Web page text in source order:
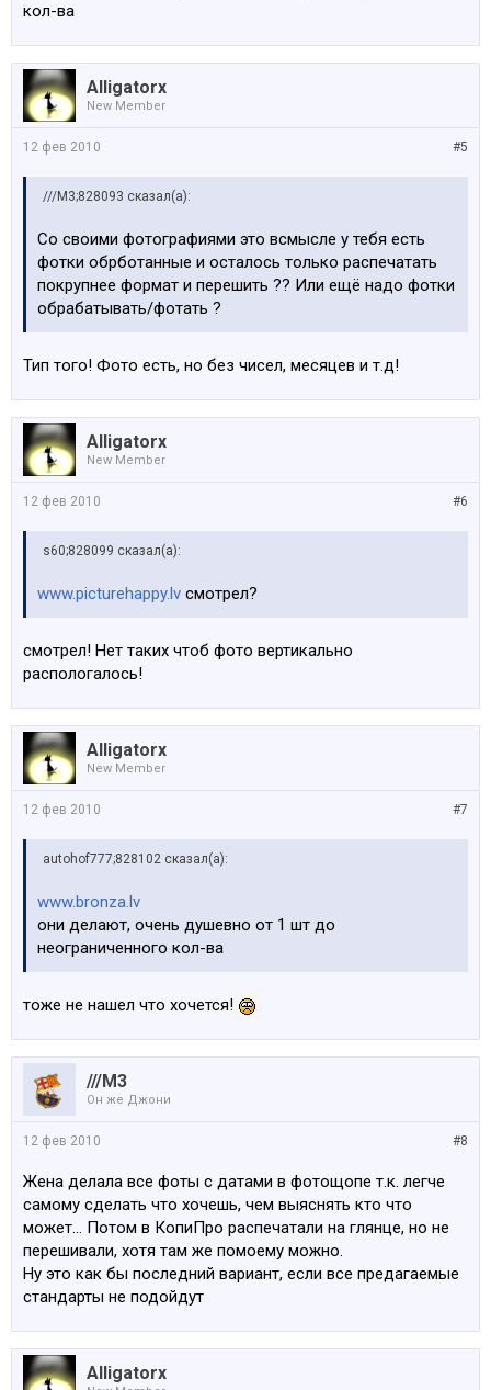
кол-ва
Alligatorx
New Member
#5
12 фев 2010
///M3;828093 сказал(а):
Со своими фотографиями это всмысле у тебя есть
фотки обрботанные и осталось только распечатать
покрупнее формат и перешить ?? Или ещё надо фотки
обрабатывать/фотать ?
Тип того! Фото есть, но без чисел, месяцев и т.д!
Alligatorx
New Member
#6
12 фев 2010
s60;828099 сказал(а):
www.picturehappy.lv смотрел?
смотрел! Нет таких чтоб фото вертикально
распологалось!
Alligatorx
New Member
#7
12 фев 2010
autohof777;828102 сказал(а):
www.bronza.lv
они делают, очень душевно от 1 шт до
неограниченного кол-ва
тоже не нашел что хочется!
///M3
Он же Джони
#8
12 фев 2010
Жена делала все фоты с датами в фотощопе т.к. легче
самому сделать что хочешь, чем выяснять кто что
может... Потом в КопиПро распечатали на глянце, но не
перешивали, хотя там же помоему можно.
Ну это как бы последний вариант, если все предагаемые
стандарты не подойдут
Alligatorx